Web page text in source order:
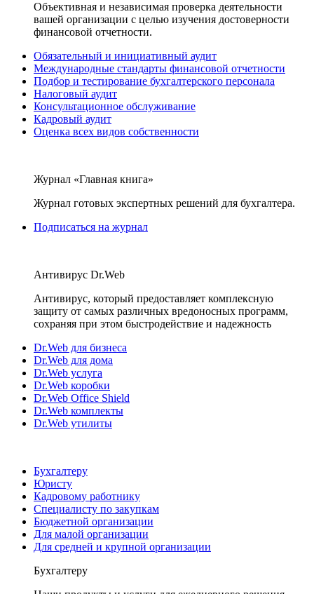
Объективная и независимая проверка деятельности
вашей организации с целью изучения достоверности
финансовой отчетности.
Обязательный и инициативный аудит
Международные стандарты финансовой отчетности
Подбор и тестирование бухгалтерского персонала
Налоговый аудит
Консультационное обслуживание
Кадровый аудит
Оценка всех видов собственности
Журнал «Главная книга»
Журнал готовых экспертных решений для бухгалтера.
Подписаться на журнал
Антивирус Dr.Web
Антивирус, который предоставляет комплексную
защиту от самых различных вредоносных программ,
сохраняя при этом быстродействие и надежность
Dr.Web для бизнеса
Dr.Web для дома
Dr.Web услуга
Dr.Web коробки
Dr.Web Office Shield
Dr.Web комплекты
Dr.Web утилиты
Бухгалтеру
Юристу
Кадровому работнику
Специалисту по закупкам
Бюджетной организации
Для малой организации
Для средней и крупной организации
Бухгалтеру